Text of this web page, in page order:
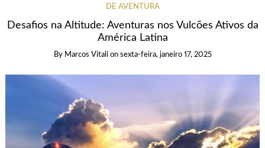
DE AVENTURA
Desafios na Altitude: Aventuras nos Vulcões Ativos da
América Latina
By Marcos Vitali on sexta-feira, janeiro 17, 2025